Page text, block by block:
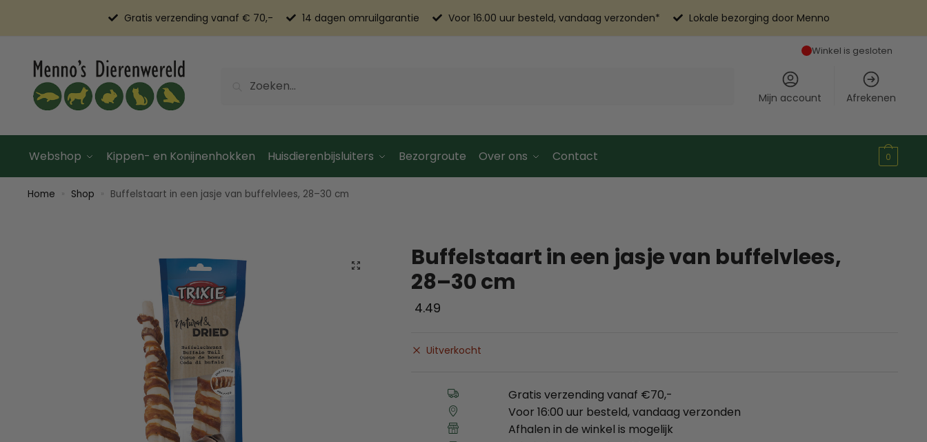
Gratis verzending vanaf € 70,- 14 dagen omruilgarantie Voor 16.00 uur besteld, vandaag verzonden* Lokale bezorging door Menno
Winkel is gesloten
Mijn account Afrekenen
Webshop Kippen- en Konijnenhokken Huisdierenbijsluiters Bezorgroute Over ons Contact 0
Home Shop Buffelstaart in een jasje van buffelvlees, 28–30 cm
Buffelstaart in een jasje van buffelvlees,
28–30 cm
4.49
Uitverkocht
Gratis verzending vanaf €70,-
Voor 16:00 uur besteld, vandaag verzonden
Afhalen in de winkel is mogelijk